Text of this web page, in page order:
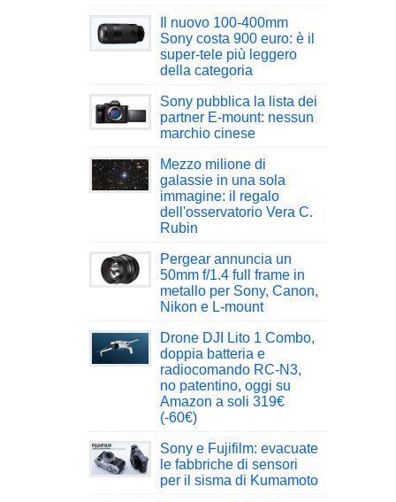
Il nuovo 100-400mm
Sony costa 900 euro: è il
super-tele più leggero
della categoria
Sony pubblica la lista dei
partner E-mount: nessun
marchio cinese
Mezzo milione di
galassie in una sola
immagine: il regalo
dell'osservatorio Vera C.
Rubin
Pergear annuncia un
50mm f/1.4 full frame in
metallo per Sony, Canon,
Nikon e L-mount
Drone DJI Lito 1 Combo,
doppia batteria e
radiocomando RC-N3,
no patentino, oggi su
Amazon a soli 319€
(-60€)
Sony e Fujifilm: evacuate
le fabbriche di sensori
per il sisma di Kumamoto